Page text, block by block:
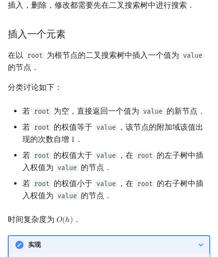
插入，删除，修改都需要先在二叉搜索树中进行搜索．
插入一个元素
在以 root 为根节点的二叉搜索树中插入一个值为 value
的节点．
分类讨论如下：
若 root 为空，直接返回一个值为 value 的新节点．
若 root 的权值等于 value
，该节点的附加域该值出
现的次数自增 1
1 ．
若 root 的权值大于 value ，在 root 的左子树中插
入权值为 value 的节点．
若 root 的权值小于 value ，在 root 的右子树中插
入权值为 value 的节点．
时间复杂度为 𝑂(ℎ)
O(h) ．
实现